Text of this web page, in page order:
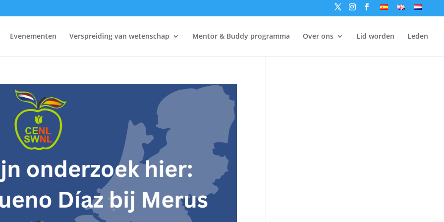
Evenementen Verspreiding van wetenschap Mentor & Buddy programma Over ons Lid worden Leden